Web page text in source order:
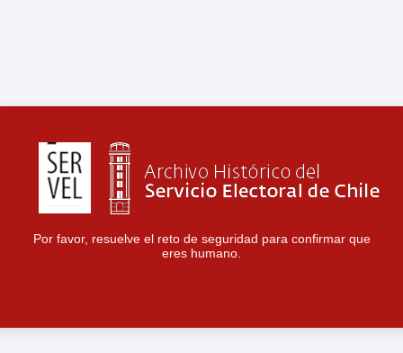
Por favor, resuelve el reto de seguridad para confirmar que
eres humano.